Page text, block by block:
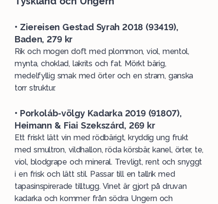
• Ziereisen Gestad Syrah 2018 (93419),
Baden, 279 kr
Rik och mogen doft med plommon, viol, mentol,
mynta, choklad, lakrits och fat. Mörkt bärig,
medelfyllig smak med örter och en stram, ganska
torr struktur.
• Porkoláb-völgy Kadarka 2019 (91807),
Heimann & Fiai Szekszárd, 269 kr
Ett friskt lätt vin med rödbärigt, kryddig ung frukt
med smultron, vildhallon, röda körsbär, kanel, örter, te,
viol, blodgrape och mineral. Trevligt, rent och snyggt
i en frisk och lätt stil. Passar till en tallrik med
tapasinspirerade tilltugg. Vinet är gjort på druvan
kadarka och kommer från södra Ungern och